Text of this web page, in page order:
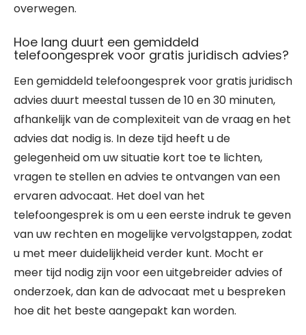
overwegen.
Hoe lang duurt een gemiddeld
telefoongesprek voor gratis juridisch advies?
Een gemiddeld telefoongesprek voor gratis juridisch
advies duurt meestal tussen de 10 en 30 minuten,
afhankelijk van de complexiteit van de vraag en het
advies dat nodig is. In deze tijd heeft u de
gelegenheid om uw situatie kort toe te lichten,
vragen te stellen en advies te ontvangen van een
ervaren advocaat. Het doel van het
telefoongesprek is om u een eerste indruk te geven
van uw rechten en mogelijke vervolgstappen, zodat
u met meer duidelijkheid verder kunt. Mocht er
meer tijd nodig zijn voor een uitgebreider advies of
onderzoek, dan kan de advocaat met u bespreken
hoe dit het beste aangepakt kan worden.